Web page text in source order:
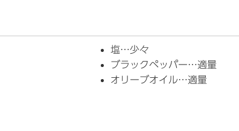
塩…少々
ブラックペッパー…適量
オリーブオイル…適量